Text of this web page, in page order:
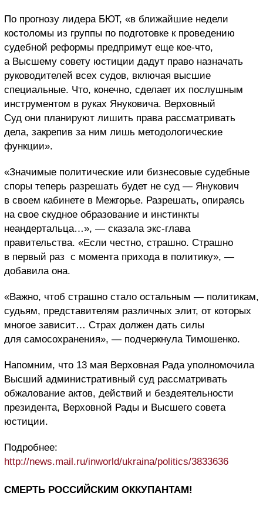
По прогнозу лидера БЮТ, «в ближайшие недели
костоломы из группы по подготовке к проведению
судебной реформы предпримут еще кое-что,
а Высшему совету юстиции дадут право назначать
руководителей всех судов, включая высшие
специальные. Что, конечно, сделает их послушным
инструментом в руках Януковича. Верховный
Суд они планируют лишить права рассматривать
дела, закрепив за ним лишь методологические
функции».
«Значимые политические или бизнесовые судебные
споры теперь разрешать будет не суд — Янукович
в своем кабинете в Межгорье. Разрешать, опираясь
на свое скудное образование и инстинкты
неандертальца…», — сказала экс-глава
правительства. «Если честно, страшно. Страшно
в первый раз с момента прихода в политику», —
добавила она.
«Важно, чтоб страшно стало остальным — политикам,
судьям, представителям различных элит, от которых
многое зависит… Страх должен дать силы
для самосохранения», — подчеркнула Тимошенко.
Напомним, что 13 мая Верховная Рада уполномочила
Высший административный суд рассматривать
обжалование актов, действий и бездеятельности
президента, Верховной Рады и Высшего совета
юстиции.
Подробнее:
http://news.mail.ru/inworld/ukraina/politics/3833636
СМЕРТЬ РОССИЙСКИМ ОККУПАНТАМ!